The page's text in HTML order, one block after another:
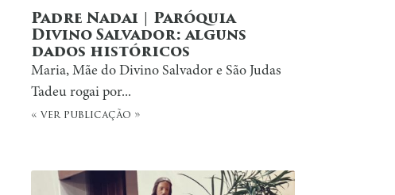
Padre Nadai | Paróquia
Divino Salvador: alguns
dados históricos
Maria, Mãe do Divino Salvador e São Judas
Tadeu rogai por...
« ver publicação »